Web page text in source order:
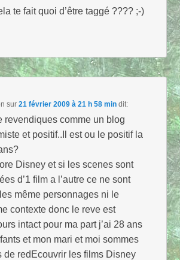
te fait quoi d’être taggé ???? ;-)
sur21 février 2009 à 21 h 58 min dit:
revendiques comme un blog
et positif..Il est ou le positif la
Disney et si les scenes sont
d’1 film a l’autre ce ne sont
même personnages ni le
contexte donc le reve est
intact pour ma part j’ai 28 ans
et mon mari et moi sommes
de redEcouvrir les films Disney